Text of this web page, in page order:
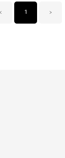
‹ 1 ›